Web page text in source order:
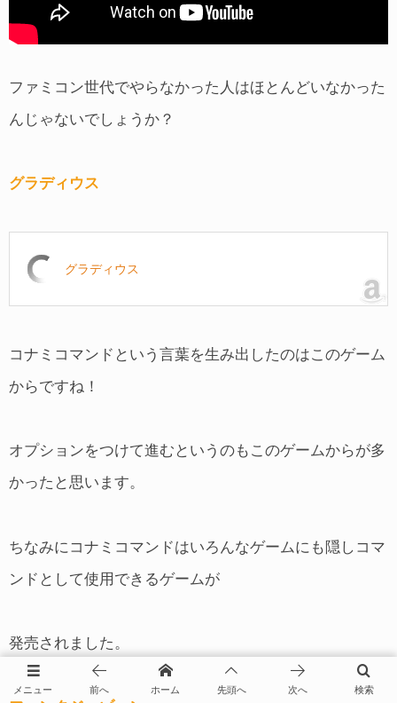
ファミコン世代でやらなかった人はほとんどいなかった
んじゃないでしょうか？
グラディウス
グラディウス
コナミコマンドという言葉を生み出したのはこのゲーム
からですね！
オプションをつけて進むというのもこのゲームからが多
かったと思います。
ちなみにコナミコマンドはいろんなゲームにも隠しコマ
ンドとして使用できるゲームが
発売されました。
メニュー 検索
前へ ホーム 先頭へ 次へ